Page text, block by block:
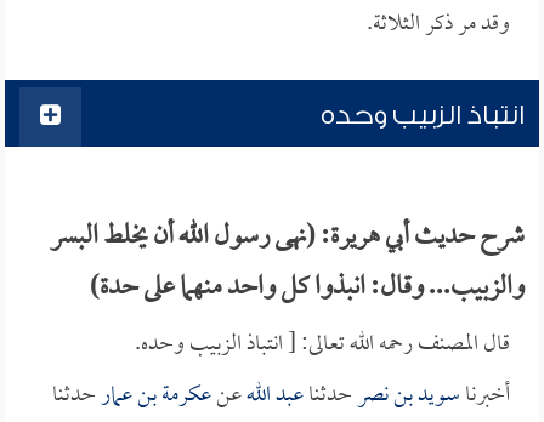
وقد مر ذكر الثلاثة.
انتباذ الزبيب وحده
شرح حديث أبي هريرة: (نهى رسول الله أن يخلط البسر
والزبيب... وقال: انبذوا كل واحد منهما على حدة)
قال المصنف رحمه الله تعالى: [ انتباذ الزبيب وحده.
أخبرناسويد بن نصرحدثناعبد اللهعنعكرمة بن عمارحدثنا